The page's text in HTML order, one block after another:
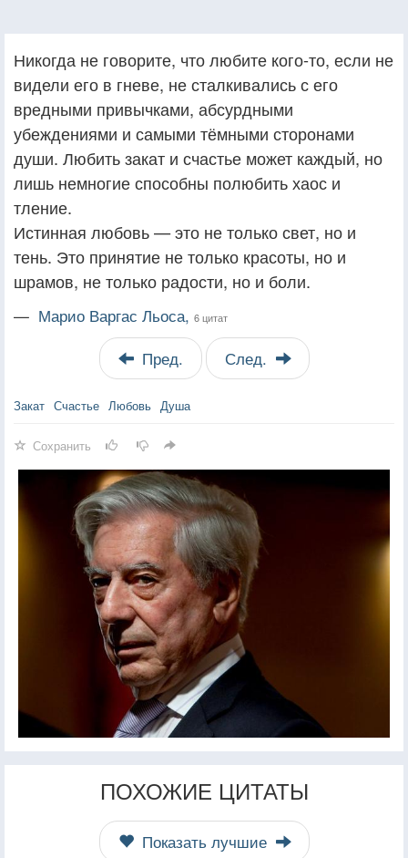
Никогда не говорите, что любите кого-то, если не
видели его в гневе, не сталкивались с его
вредными привычками, абсурдными
убеждениями и самыми тёмными сторонами
души. Любить закат и счастье может каждый, но
лишь немногие способны полюбить хаос и
тление.
Истинная любовь — это не только свет, но и
тень. Это принятие не только красоты, но и
шрамов, не только радости, но и боли.
— Марио Варгас Льоса, 6 цитат
Пред. След.
Закат Счастье Любовь Душа
Сохранить
ПОХОЖИЕ ЦИТАТЫ
Показать лучшие